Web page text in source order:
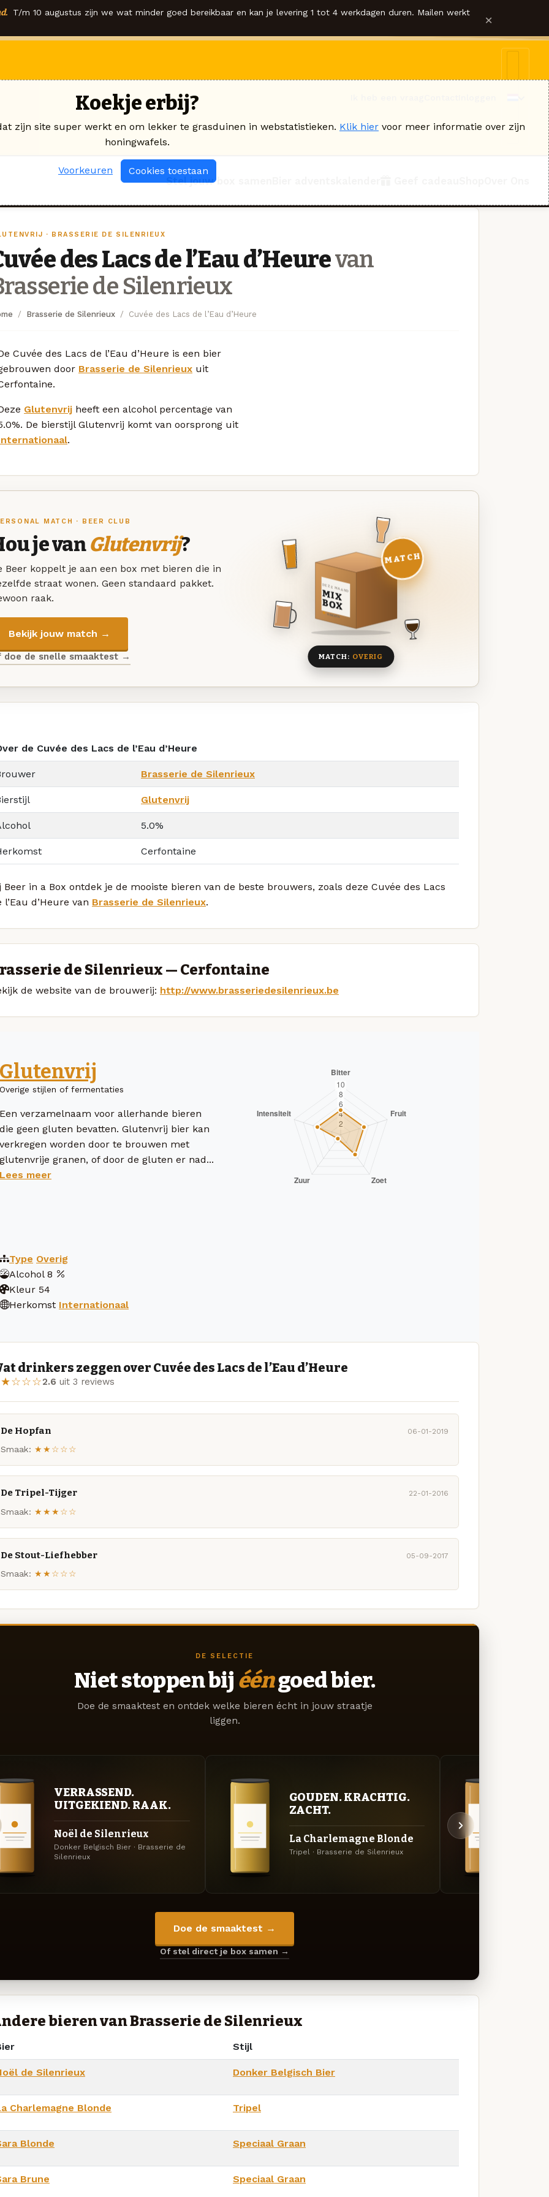
T/m 10 augustus zijn we wat minder goed bereikbaar en kan je levering 1 tot 4 werkdagen duren. Mailen werkt ×
Stel jouw box samen
· BRASSERIE DE SILENRIEUX
des Lacs de l’Eau d’Heurevan
de Silenrieux
Brasserie de Silenrieux Cuvée des Lacs de l’Eau d’Heure
Cuvée des Lacs de l’Eau d’Heure is een bier
door Brasserie de Silenrieux uit
Glutenvrij heeft een alcohol percentage van
De bierstijl Glutenvrij komt van oorsprong uit
.
MATCH · BEER CLUB
je vanGlutenvrij?
Beer koppelt je aan een box met bieren die in
straat wonen. Geen standaard pakket.
raak.
Bekijk jouw match →
doe de snelle smaaktest →
DEZE MAAND
MIX
BOX
8 BIEREN
MATCH
MATCH: OVERIG
de Cuvée des Lacs de l’Eau d’Heure
Brasserie de Silenrieux
Glutenvrij
5.0%
Cerfontaine
Beer in a Box ontdek je de mooiste bieren van de beste brouwers, zoals deze Cuvée des Lacs
l’Eau d’Heure van Brasserie de Silenrieux.
de Silenrieux — Cerfontaine
de website van de brouwerij: http://www.brasseriedesilenrieux.be
Glutenvrij
Overige stijlen of fermentaties
Een verzamelnaam voor allerhande bieren
die geen gluten bevatten. Glutenvrij bier kan
verkregen worden door te brouwen met
glutenvrije granen, of door de gluten er nad...
Lees meer
Type Overig
Alcohol 8
Kleur 54
Herkomst Internationaal
drinkers zeggen over Cuvée des Lacs de l’Eau d’Heure
2.6 uit 3 reviews
De Hopfan 06-01-2019
Smaak: ★★☆☆☆
De Tripel-Tijger 22-01-2016
Smaak: ★★★☆☆
De Stout-Liefhebber 05-09-2017
Smaak: ★★☆☆☆
DE SELECTIE
Niet stoppen bij ééngoed bier.
Doe de smaaktest en ontdek welke bieren écht in jouw straatje
liggen.
VERRASSEND.
UITGEKIEND. RAAK.
Noël de Silenrieux
Donker Belgisch Bier · Brasserie de
Silenrieux
GOUDEN. KRACHTIG.
ZACHT.
La Charlemagne Blonde
Tripel · Brasserie de Silenrieux
Doe de smaaktest →
Of stel direct je box samen →
bieren van Brasserie de Silenrieux
Stijl
de Silenrieux Donker Belgisch Bier
Charlemagne Blonde Tripel
Blonde Speciaal Graan
Brune Speciaal Graan
Koekje erbij?
zijn site super werkt en om lekker te grasduinen in webstatistieken. Klik hier voor meer informatie over zijn
honingwafels.
Voorkeuren Cookies toestaan